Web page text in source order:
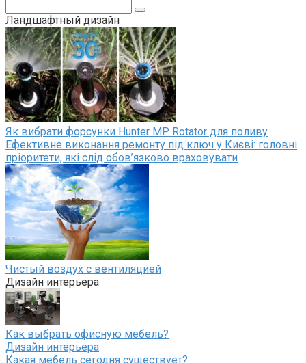
Ландшафтный дизайн
Як вибрати форсунки Hunter MP Rotator для поливу
Ефективне виконання ремонту під ключ у Києві: головні
пріоритети, які слід обов’язково враховувати
Чистый воздух с вентиляцией
Дизайн интерьера
Как выбрать офисную мебель?
Дизайн интерьера
Какая мебель сегодня существует?